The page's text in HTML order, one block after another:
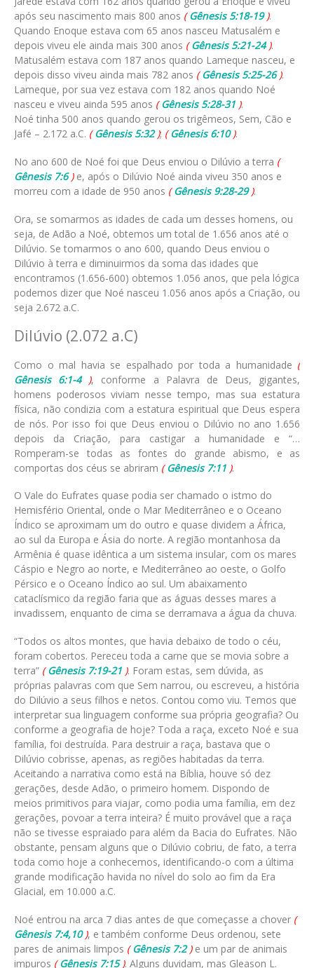
após seu nascimento mais 800 anos (Gênesis 5:18-19).
Quando Enoque estava com 65 anos nasceu Matusalém e
depois viveu ele ainda mais 300 anos (Gênesis 5:21-24).
Matusalém estava com 187 anos quando Lameque nasceu, e
depois disso viveu ainda mais 782 anos (Gênesis 5:25-26).
Lameque, por sua vez estava com 182 anos quando Noé
nasceu e viveu ainda 595 anos (Gênesis 5:28-31 ).
Noé tinha 500 anos quando gerou os trigêmeos, Sem, Cão e
Jafé – 2.172 a.C. (Gênesis 5:32); (Gênesis 6:10).
No ano 600 de Noé foi que Deus enviou o Dilúvio a terra (
Gênesis 7:6)e, após o Dilúvio Noé ainda viveu 350 anos e
morreu com a idade de 950 anos (Gênesis 9:28-29).
Ora, se somarmos as idades de cada um desses homens, ou
seja, de Adão a Noé, obtemos um total de 1.656 anos até o
Dilúvio. Se tomarmos o ano 600, quando Deus enviou o
Dilúvio à terra e diminuirmos da soma das idades que
encontramos (1.656-600) obtemos 1.056 anos, que pela lógica
podemos dizer que Noé nasceu 1.056 anos após a Criação, ou
seja 2.672 a.C.
Dilúvio (2.072 a.C)
Como o mal havia se espalhado por toda a humanidade (
Gênesis 6:1-4), conforme a Palavra de Deus, gigantes,
homens poderosos viviam nesse tempo, mas sua estatura
física, não condizia com a estatura espiritual que Deus espera
de nós. Por isso foi que Deus enviou o Dilúvio no ano 1.656
depois da Criação, para castigar a humanidade e “…
Romperam-se todas as fontes do grande abismo, e as
comportas dos céus se abriram (Gênesis 7:11 ).
O Vale do Eufrates quase podia ser chamado o istmo do
Hemisfério Oriental, onde o Mar Mediterrâneo e o Oceano
Índico se aproximam um do outro e quase dividem a África,
ao sul da Europa e Ásia do norte. A região montanhosa da
Armênia é quase idêntica a um sistema insular, com os mares
Cáspio e Negro ao norte, e Mediterrâneo ao oeste, o Golfo
Pérsico e o Oceano Índico ao sul. Um abaixamento
cataclísmico da região faria que as águas desses mares a
invadissem, enquanto de cima se derramava a água da chuva.
“Todos os altos montes, que havia debaixo de todo o céu,
foram cobertos. Pereceu toda a carne que se movia sobre a
terra” (Gênesis 7:19-21 ). Foram estas, sem dúvida, as
próprias palavras com que Sem narrou, ou escreveu, a história
do Dilúvio a seus filhos e netos. Contou como viu. Temos que
interpretar sua linguagem conforme sua própria geografia? Ou
conforme a geografia de hoje? Toda a raça, exceto Noé e sua
família, foi destruída. Para destruir a raça, bastava que o
Dilúvio cobrisse, apenas, as regiões habitadas da terra.
Aceitando a narrativa como está na Bíblia, houve só dez
gerações, desde Adão, o primeiro homem. Dispondo de
meios primitivos para viajar, como podia uma família, em dez
gerações, povoar a terra inteira? É muito provável que a raça
não se tivesse espraiado para além da Bacia do Eufrates. Não
obstante, pensam alguns que o Dilúvio cobriu, de fato, a terra
toda como hoje a conhecemos, identificando-o com a última
grande modificação havida no nível do solo ao fim da Era
Glacial, em 10.000 a.C.
Noé entrou na arca 7 dias antes de que começasse a chover (
Gênesis 7:4,10), e também conforme Deus ordenou, sete
pares de animais limpos (Gênesis 7:2)e um par de animais
impuros (Gênesis 7:15). Alguns duvidam, mas Gleason L.